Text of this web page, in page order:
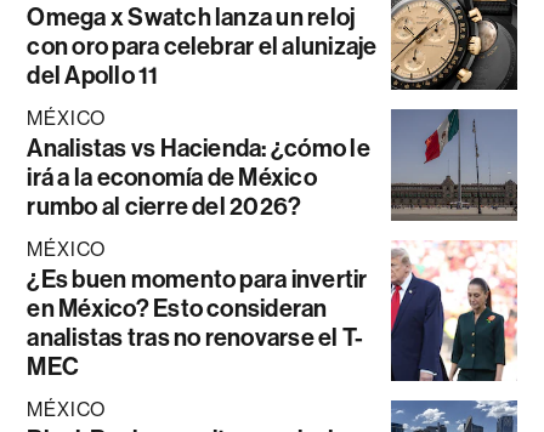
Omega x Swatch lanza un reloj
con oro para celebrar el alunizaje
del Apollo 11
MÉXICO
Analistas vs Hacienda: ¿cómo le
irá a la economía de México
rumbo al cierre del 2026?
MÉXICO
¿Es buen momento para invertir
en México? Esto consideran
analistas tras no renovarse el T-
MEC
MÉXICO